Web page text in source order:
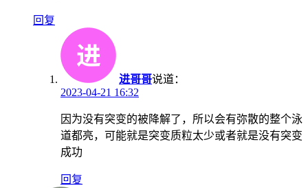
回复
进哥哥说道：
2023-04-21 16:32
因为没有突变的被降解了，所以会有弥散的整个泳
道都亮，可能就是突变质粒太少或者就是没有突变
成功
回复